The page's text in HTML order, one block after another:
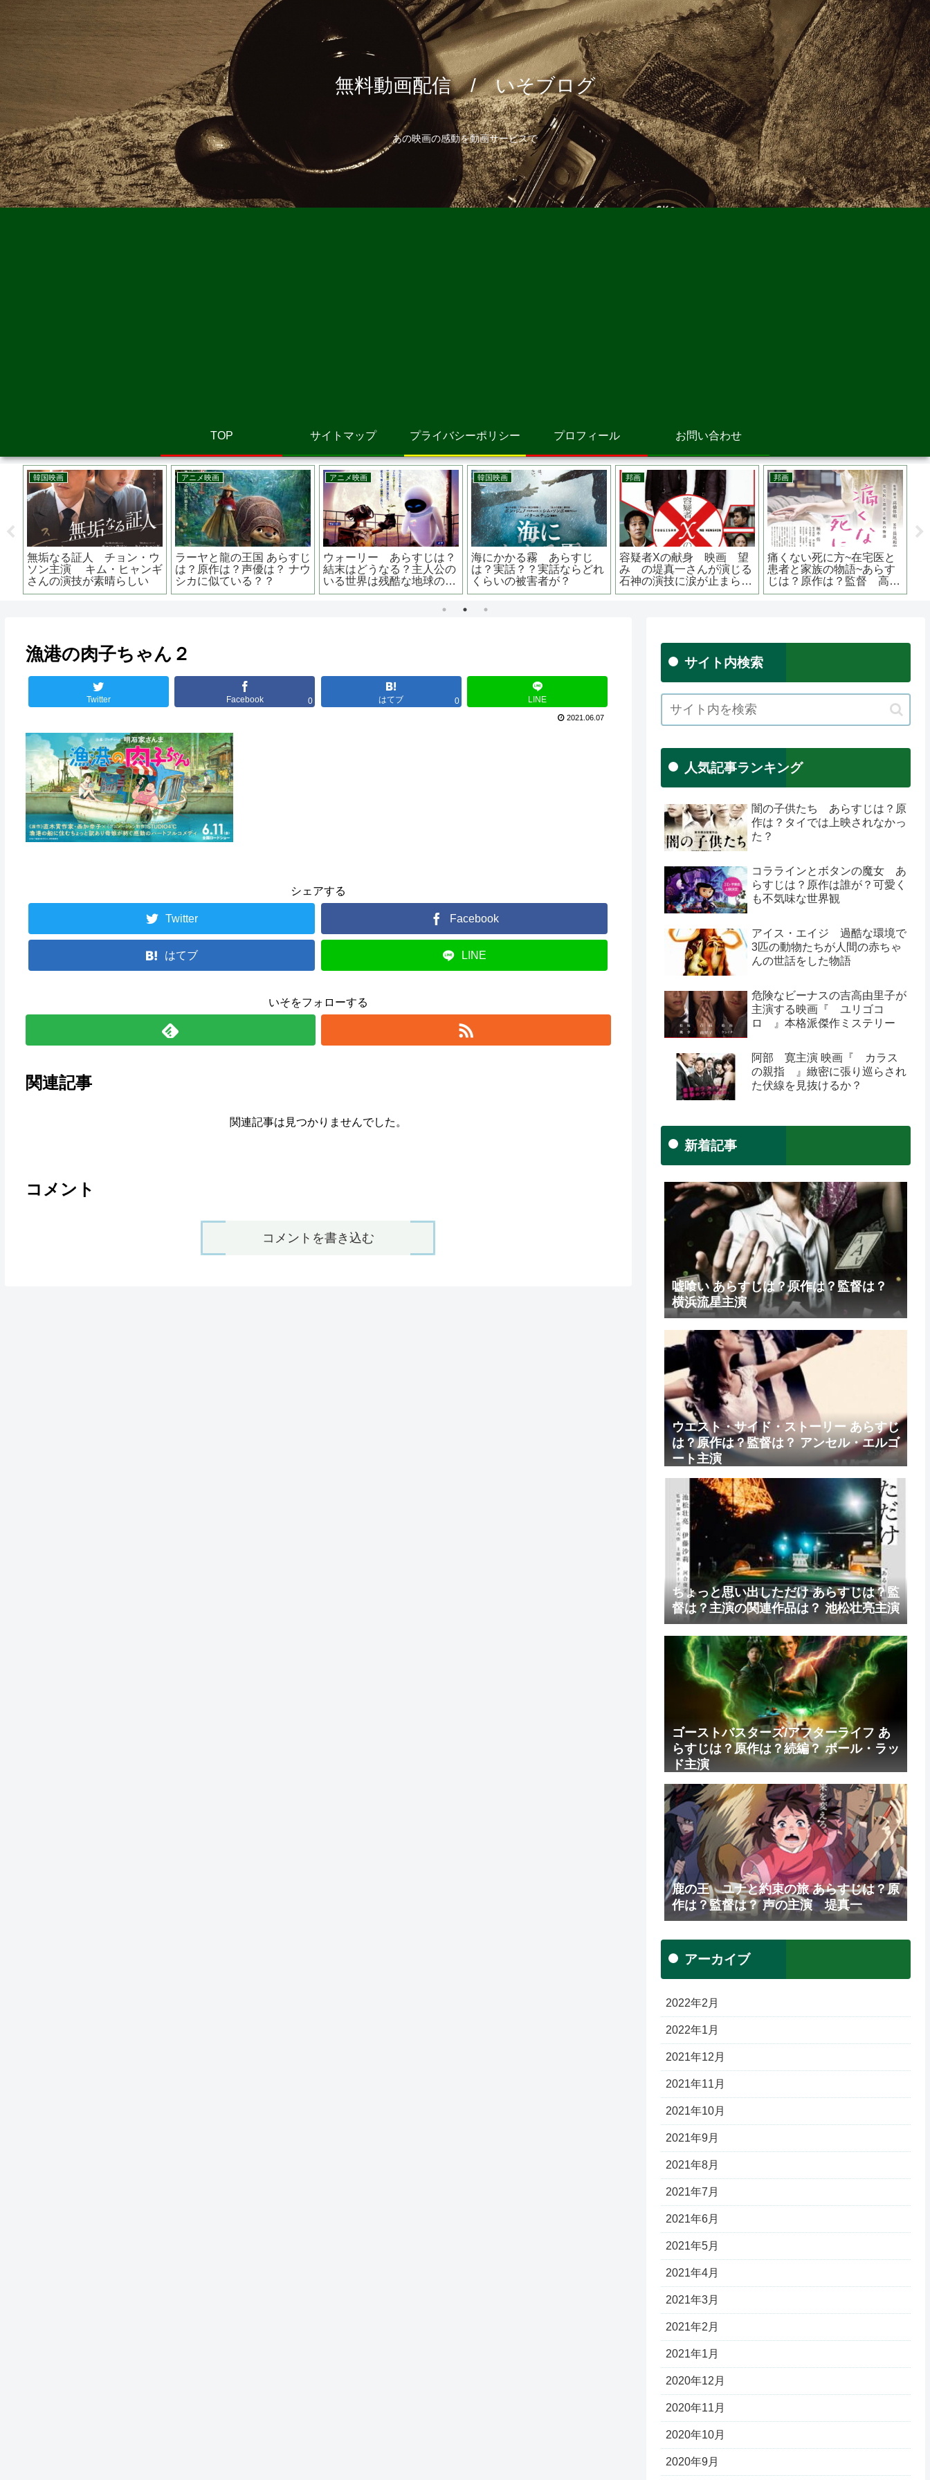
無料動画配信 / いそブログ
あの映画の感動を動画サービスで
TOP サイトマップ プライバシーポリシー プロフィール お問い合わせ
洋画
Ｇ．Ｉ．ジョー 漆黒のス
ネークアイズ あらすじは？
キャストは？ 日本のロケ地
は？
邦画
罪の余白 あらすじは？キ
ャストは？吉本美憂さんは
どんな役柄？？
アニメ映画
モンスター・ハウス あら
すじは？結末はどうな
る？？
邦画
地獄の警備員 あらすじは？
原作は？監督は？デジタル
マスター版をリバイバル上
映
邦画
砕け散るところを見せてあ
げる あらすじは？原作は？
真っ赤な嵐って？？
洋画
ゴーストバスターズ/アフタ
ーライフ あらすじは？原作
は？続編？ ポール・ラッド
主演
漁港の肉子ちゃん２
Twitter Facebook 0 はてブ 0 LINE
2021.06.07
シェアする
Twitter Facebook
はてブ LINE
いそをフォローする
関連記事
関連記事は見つかりませんでした。
コメント
コメントを書き込む
サイト内検索
人気記事ランキング
闇の子供たち あらすじは？原
作は？タイでは上映されなかっ
た？
コララインとボタンの魔女 あ
らすじは？原作は誰が？可愛く
も不気味な世界観
アイス・エイジ 過酷な環境で
3匹の動物たちが人間の赤ちゃ
んの世話をした物語
危険なビーナスの吉高由里子が
主演する映画『 ユリゴコ
ロ 』本格派傑作ミステリー
阿部 寛主演 映画『 カラス
の親指 』緻密に張り巡らされ
た伏線を見抜けるか？
新着記事
嘘喰い あらすじは？原作は？監督は？
横浜流星主演
ウエスト・サイド・ストーリー あらすじ
は？原作は？監督は？ アンセル・エルゴ
ート主演
ちょっと思い出しただけ あらすじは？監
督は？主演の関連作品は？ 池松壮亮主演
ゴーストバスターズ/アフターライフ あ
らすじは？原作は？続編？ ポール・ラッ
ド主演
鹿の王 ユナと約束の旅 あらすじは？原
作は？監督は？ 声の主演 堤真一
アーカイブ
2022年2月
2022年1月
2021年12月
2021年11月
2021年10月
2021年9月
2021年8月
2021年7月
2021年6月
2021年5月
2021年4月
2021年3月
2021年2月
2021年1月
2020年12月
2020年11月
2020年10月
2020年9月